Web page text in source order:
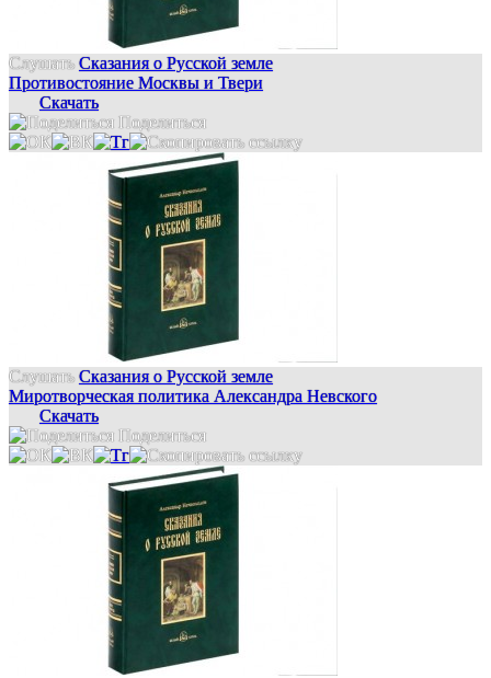
Слушать Сказания о Русской земле
Противостояние Москвы и Твери
Скачать
Поделиться
Слушать Сказания о Русской земле
Миротворческая политика Александра Невского
Скачать
Поделиться